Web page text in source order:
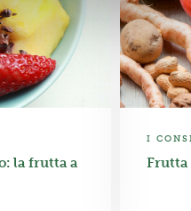
la frutta a
I
Frutta